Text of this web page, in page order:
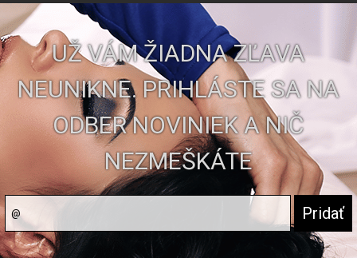
UŽ VÁM ŽIADNA ZĽAVA
NEUNIKNE. PRIHLÁSTE SA NA
ODBER NOVINIEK A NIČ
NEZMEŠKÁTE